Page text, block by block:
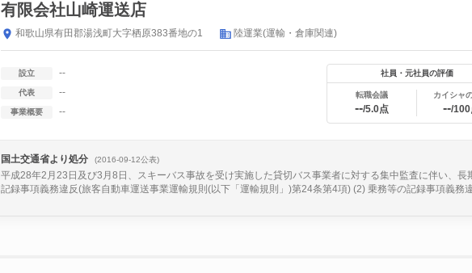
有限会社山崎運送店
和歌山県有田郡湯浅町大字栖原383番地の1 陸運業(運輸・倉庫関連)
設立 --
代表 --
事業概要 --
社員・元社員の評価
転職会議
--/5.0点
カイシャ
--/100
国土交通省より処分 (2016-09-12公表)
平成28年2月23日及び3月8日、スキーバス事故を受け実施した貸切バス事業者に対する集中監査に伴い、
記録事項義務違反(旅客自動車運送事業運輸規則(以下「運輸規則」)第24条第4項) (2) 乗務等の記録事項義務